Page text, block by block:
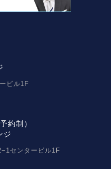
ビル1F
約制）
ジ
センタービル1F